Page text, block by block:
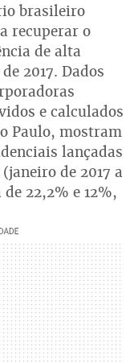
brasileiro
recuperar o
de alta
2017. Dados
e calculados
Paulo, mostram
lançadas
de 2017 a
22,2% e 12%,